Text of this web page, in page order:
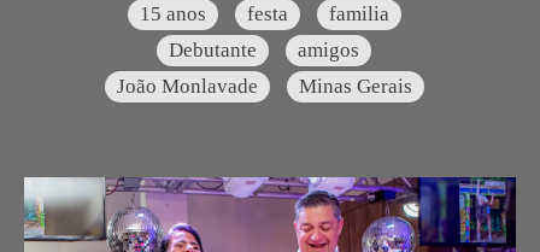
15 anos festa
familia
Debutante
amigos
João Monlavade
Minas Gerais